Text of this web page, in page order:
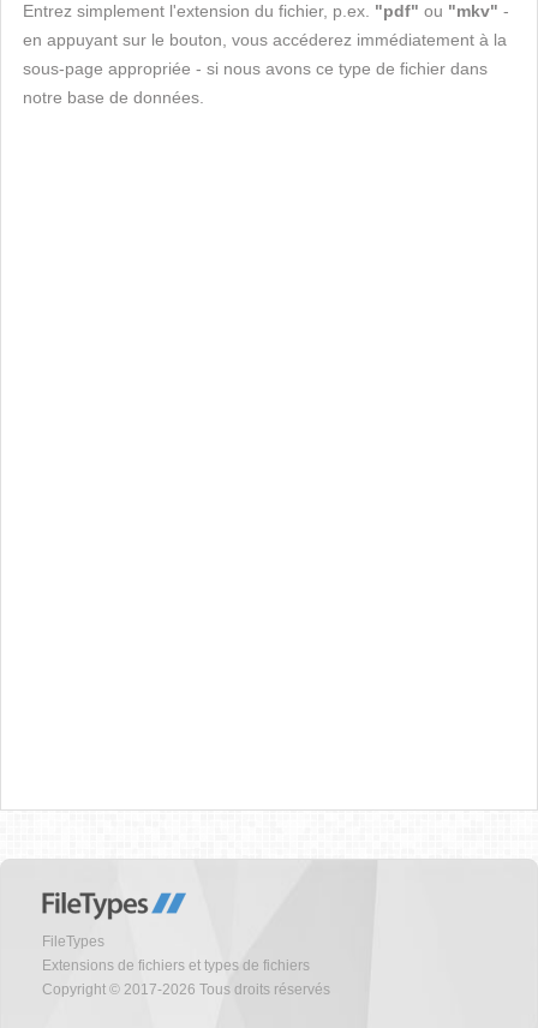
Entrez simplement l'extension du fichier, p.ex. "pdf" ou "mkv" -
en appuyant sur le bouton, vous accéderez immédiatement à la
sous-page appropriée - si nous avons ce type de fichier dans
notre base de données.
FileTypes
Extensions de fichiers et types de fichiers
Copyright © 2017-2026 Tous droits réservés